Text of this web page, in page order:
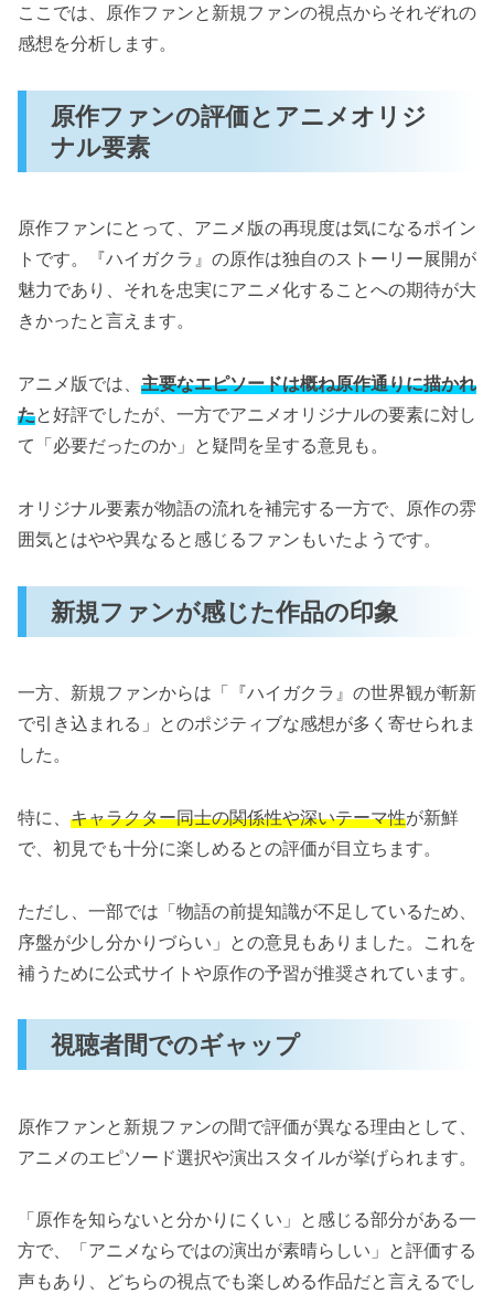
ここでは、原作ファンと新規ファンの視点からそれぞれの
感想を分析します。
原作ファンの評価とアニメオリジ
ナル要素
原作ファンにとって、アニメ版の再現度は気になるポイン
トです。『ハイガクラ』の原作は独自のストーリー展開が
魅力であり、それを忠実にアニメ化することへの期待が大
きかったと言えます。
アニメ版では、 主要なエピソードは概ね原作通りに描かれ
たと好評でしたが、一方でアニメオリジナルの要素に対し
て「必要だったのか」と疑問を呈する意見も。
オリジナル要素が物語の流れを補完する一方で、原作の雰
囲気とはやや異なると感じるファンもいたようです。
新規ファンが感じた作品の印象
一方、新規ファンからは「『ハイガクラ』の世界観が斬新
で引き込まれる」とのポジティブな感想が多く寄せられま
した。
特に、 キャラクター同士の関係性や深いテーマ性が新鮮
で、初見でも十分に楽しめるとの評価が目立ちます。
ただし、一部では「物語の前提知識が不足しているため、
序盤が少し分かりづらい」との意見もありました。これを
補うために公式サイトや原作の予習が推奨されています。
視聴者間でのギャップ
原作ファンと新規ファンの間で評価が異なる理由として、
アニメのエピソード選択や演出スタイルが挙げられます。
「原作を知らないと分かりにくい」と感じる部分がある一
方で、「アニメならではの演出が素晴らしい」と評価する
声もあり、どちらの視点でも楽しめる作品だと言えるでし